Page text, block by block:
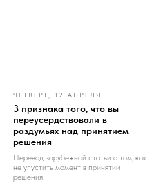
ЧЕТВЕРГ, 12 АПРЕЛЯ
3 признака того, что вы
переусердствовали в
раздумьях над принятием
решения
Перевод зарубежной статьи о том, как
не упустить момент в принятии
решения.